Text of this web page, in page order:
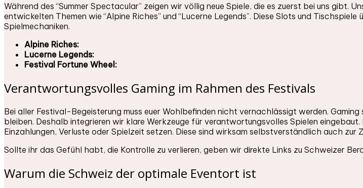
Während des “Summer Spectacular” zeigen wir völlig neue Spiele, die es zuerst bei uns gibt.
entwickelten Themen wie “Alpine Riches” und “Lucerne Legends”. Diese Slots und
Spielmechaniken.
Alpine Riches:
Lucerne Legends:
Festival Fortune Wheel:
Verantwortungsvolles Gaming im Rahmen des Festivals
Bei aller Festival-Begeisterung muss euer Wohlbefinden nicht vernachlässigt werden.
bleiben. Deshalb integrieren wir klare Werkzeuge für verantwortungsvolles Spielen
Einzahlungen, Verluste oder Spielzeit setzen. Diese sind wirksam selbstverständlich auch zur
Sollte ihr das Gefühl habt, die Kontrolle zu verlieren, geben wir direkte Links zu Schweizer
Warum die Schweiz der optimale Eventort ist